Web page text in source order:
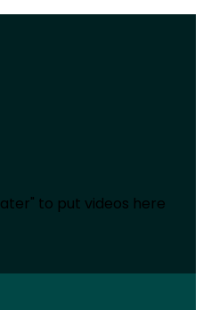
to put videos here